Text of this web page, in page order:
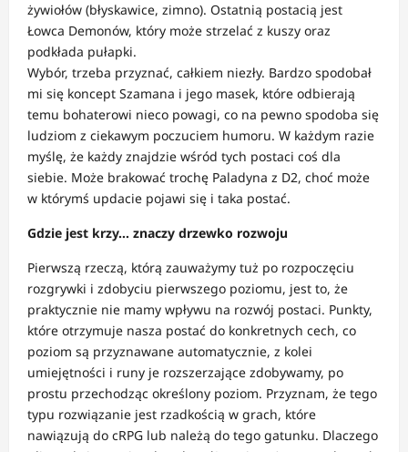
żywiołów (błyskawice, zimno). Ostatnią postacią jest
Łowca Demonów, który może strzelać z kuszy oraz
podkłada pułapki.
Wybór, trzeba przyznać, całkiem niezły. Bardzo spodobał
mi się koncept Szamana i jego masek, które odbierają
temu bohaterowi nieco powagi, co na pewno spodoba się
ludziom z ciekawym poczuciem humoru. W każdym razie
myślę, że każdy znajdzie wśród tych postaci coś dla
siebie. Może brakować trochę Paladyna z D2, choć może
w którymś updacie pojawi się i taka postać.
Gdzie jest krzy… znaczy drzewko rozwoju
Pierwszą rzeczą, którą zauważymy tuż po rozpoczęciu
rozgrywki i zdobyciu pierwszego poziomu, jest to, że
praktycznie nie mamy wpływu na rozwój postaci. Punkty,
które otrzymuje nasza postać do konkretnych cech, co
poziom są przyznawane automatycznie, z kolei
umiejętności i runy je rozszerzające zdobywamy, po
prostu przechodząc określony poziom. Przyznam, że tego
typu rozwiązanie jest rzadkością w grach, które
nawiązują do cRPG lub należą do tego gatunku. Dlaczego